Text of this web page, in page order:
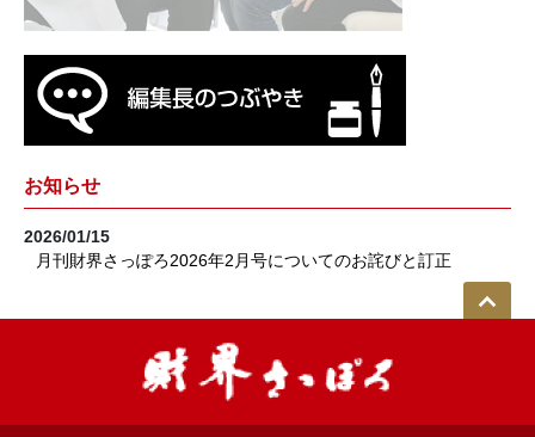
お知らせ
2026/01/15
月刊財界さっぽろ2026年2月号についてのお詫びと訂正